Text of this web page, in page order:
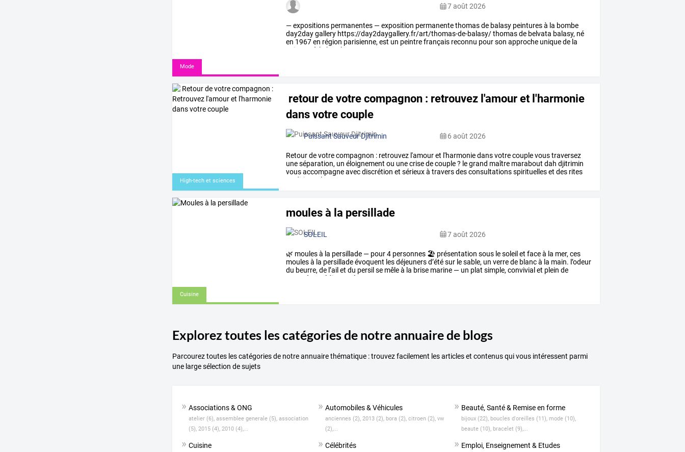
Mode
7 août 2026
—expositions permanentes —exposition permanentethomasde balasy peinturesà la bombe
day2daygallery https://day2daygallery.fr/art/thomas-de-balasy/thomasde belvata balasy, né
en 1967en région parisienne, est un peintrefrançais reconnu pourson approche uniquede la
peinture
à la bombe.
High-tech et sciences
retour de votre compagnon : retrouvez l'amour et l'harmonie
dans votre couple
Puissant Sauveur Djitrimin 6 août 2026
Retourdevotrecompagnon : retrouvez l'amouret l'harmoniedansvotrecouplevoustraversez
uneséparation, un éloignement ou unecrisedecouple? legrand maître marabout dah djitrimin
vousaccompagneavecdiscrétion et sérieuxà traversdesconsultationsspirituelleset des rites
traditionnels
Cuisine
moules à la persillade
SOLEIL 7 août 2026
🌿 moules à la persillade — pour 4 personnes 🏖 présentation sous le soleil et face à la mer, ces
moules à la persillade évoquent les déjeuners d’été sur le sable, un verre de blanc à la main. l’odeur
du beurre, de l’ail et du persil se mêle à la brise marine — un plat simple, convivial et plein de
caractère méditerranée
Explorez toutes les catégories de notre annuaire de blogs
Parcourez toutes les catégories de notre annuaire thématique : trouvez facilement les articles et contenus qui vous intéressent parmi
une large sélection de sujets
Associations & ONG
atelier (6),assemblee generale (5),association
(5),2015 (4),2010 (4),...
Automobiles & Véhicules
anciennes (2), 2013 (2), bora (2), citroen (2), vw
(2),...
Beauté, Santé & Remise en forme
bijoux (22), boucles d'oreilles (11), mode (10),
beaute (10), bracelet (9),...
Cuisine Célébrités Emploi, Enseignement & Etudes